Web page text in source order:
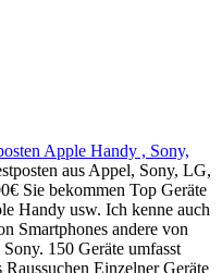
Apple Handy , Sony,
aus Appel, Sony, LG,
Sie bekommen Top Geräte
Handy usw. Ich kenne auch
Smartphones andere von
150 Geräte umfasst
Einzelner Geräte